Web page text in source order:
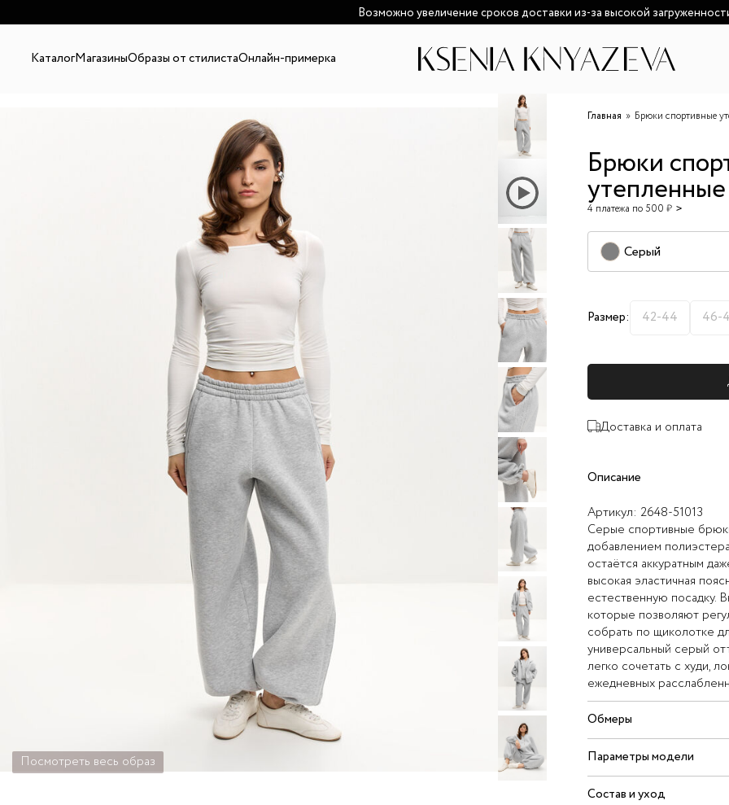
Возможно увеличение сроков доставки из-за высокой
КаталогМагазиныОбразы от стилистаОнлайн-примерка
Посмотреть весь образ
Главная Брюки спортивные
Брюки
утепленные
4 платежа по 500 ₽
Серый
Размер: 42-44 46-
Доставка и оплата
Описание
Артикул: 2648-51013
Серые спортивные
добавлением
остаётся аккуратным
высокая эластичная
естественную посадку.
которые позволяют
собрать по щиколотке
универсальный серый
легко сочетать с худи,
ежедневных
Обмеры
Параметры модели
Состав и уход